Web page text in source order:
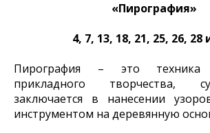
«Пирография»
4, 7, 13, 18, 21, 25, 26, 28
Пирография – это техника
прикладного творчества,
заключается в нанесении
инструментом на деревянную